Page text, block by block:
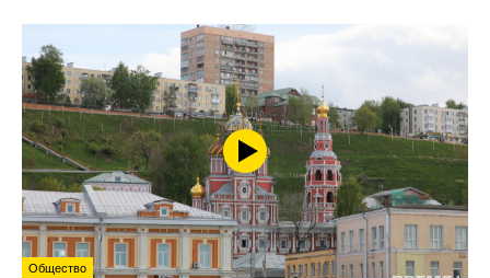
Общество